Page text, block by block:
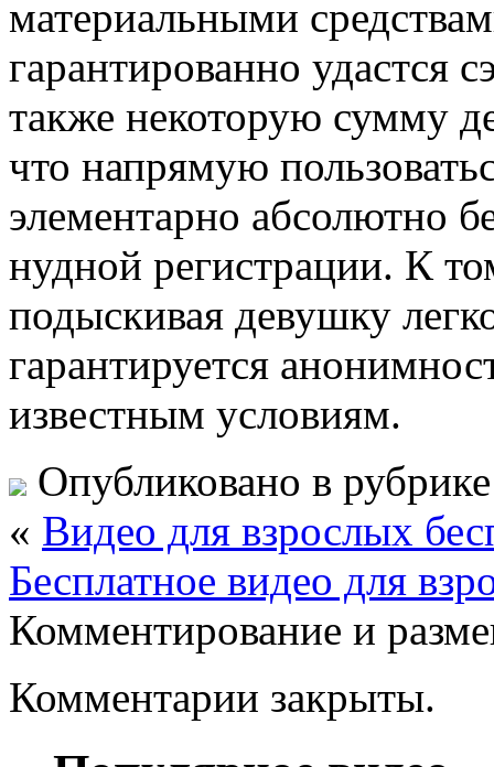
материальными
гарантированно удастся
также некоторую сумму
что напрямую
элементарно абсолютно
нудной регистрации. К
подыскивая девушку
гарантируется
известным условиям.
Опубликовано в
« Видео для взрослых
Бесплатное видео для
Комментирование и
Комментарии закрыты.